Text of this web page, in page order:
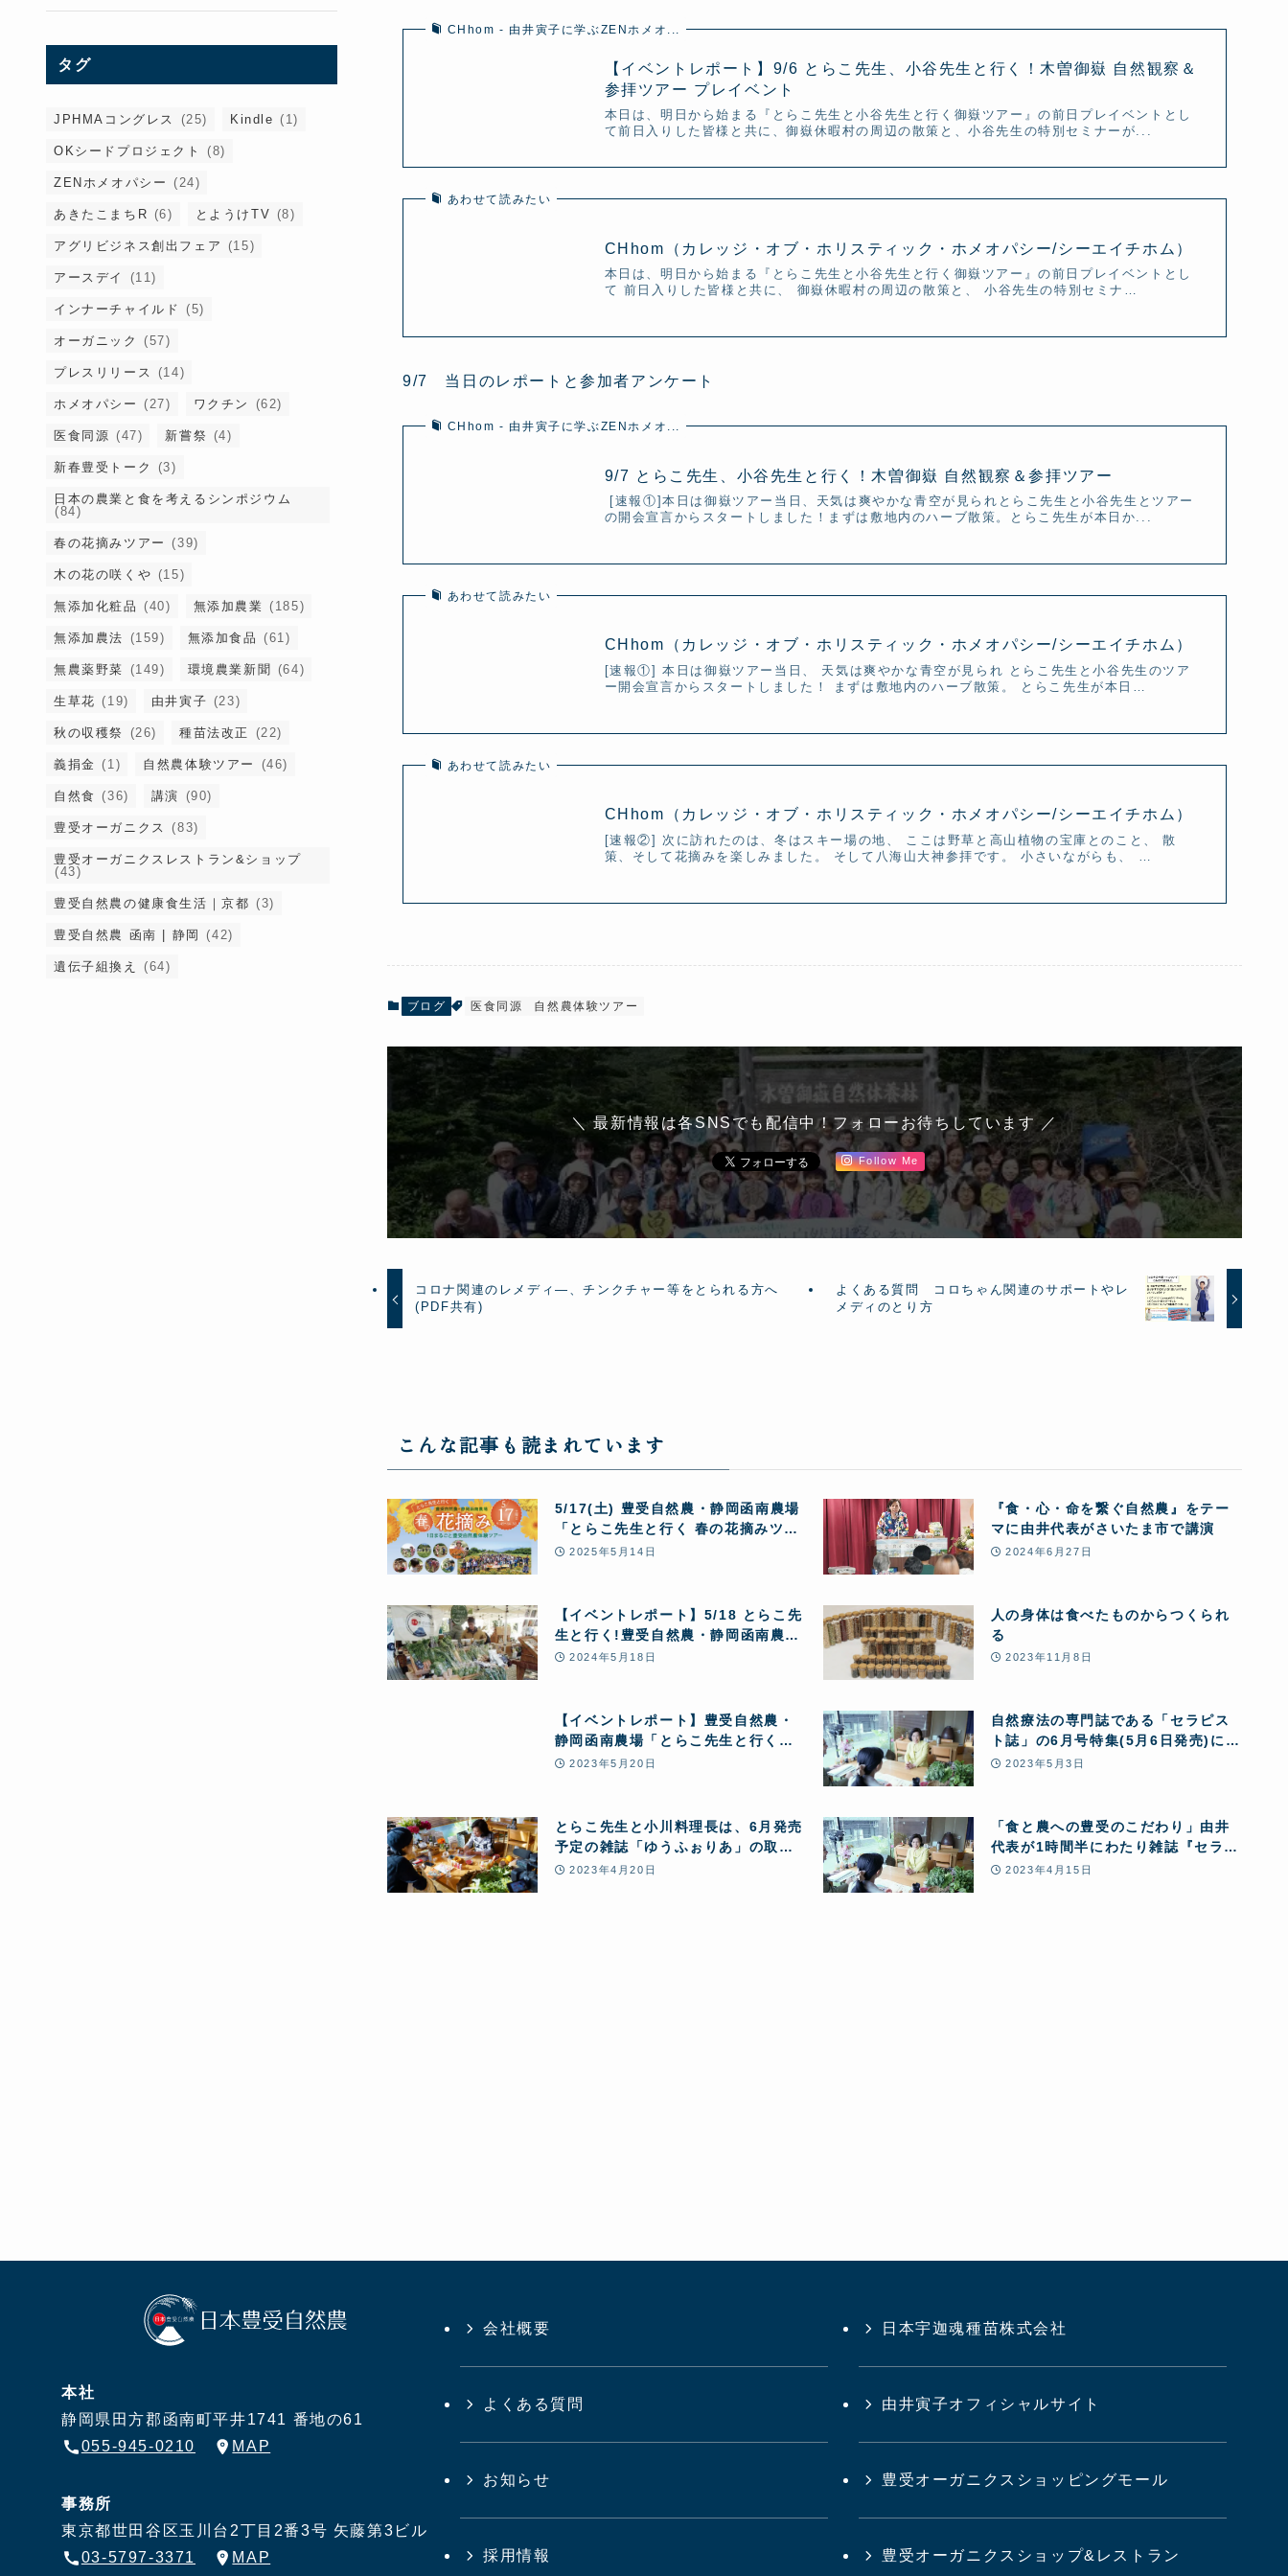
CHhom - 由井寅子に学ぶZENホメオ...
【イベントレポート】9/6 とらこ先生、小谷先生と行く！木曽御嶽 自然観察＆
参拝ツアー プレイベント
本日は、明日から始まる『とらこ先生と小谷先生と行く御嶽ツアー』の前日プレイベントとし
て前日入りした皆様と共に、御嶽休暇村の周辺の散策と、小谷先生の特別セミナーが...
あわせて読みたい
CHhom（カレッジ・オブ・ホリスティック・ホメオパシー/シーエイチホム）
本日は、明日から始まる『とらこ先生と小谷先生と行く御嶽ツアー』の前日プレイベントとし
て 前日入りした皆様と共に、 御嶽休暇村の周辺の散策と、 小谷先生の特別セミナ…
9/7 当日のレポートと参加者アンケート
CHhom - 由井寅子に学ぶZENホメオ...
9/7 とらこ先生、小谷先生と行く！木曽御嶽 自然観察＆参拝ツアー
[速報①]本日は御嶽ツアー当日、天気は爽やかな青空が見られとらこ先生と小谷先生とツアー
の開会宣言からスタートしました！まずは敷地内のハーブ散策。とらこ先生が本日か...
あわせて読みたい
CHhom（カレッジ・オブ・ホリスティック・ホメオパシー/シーエイチホム）
[速報①] 本日は御嶽ツアー当日、 天気は爽やかな青空が見られ とらこ先生と小谷先生のツア
ー開会宣言からスタートしました！ まずは敷地内のハーブ散策。 とらこ先生が本日…
あわせて読みたい
CHhom（カレッジ・オブ・ホリスティック・ホメオパシー/シーエイチホム）
[速報②] 次に訪れたのは、冬はスキー場の地、 ここは野草と高山植物の宝庫とのこと、 散
策、そして花摘みを楽しみました。 そして八海山大神参拝です。 小さいながらも、 …
ブログ 医食同源 自然農体験ツアー
＼ 最新情報は各SNSでも配信中！フォローお待ちしています ／
Follow Me
コロナ関連のレメディ―、チンクチャー等をとられる方へ
(PDF共有)
よくある質問 コロちゃん関連のサポートやレ
メディのとり方
こんな記事も読まれています
5/17(土) 豊受自然農・静岡函南農場
「とらこ先生と行く 春の花摘みツア
ー」1日まるごと豊受自然農体験
2025年5月14日
『食・心・命を繋ぐ自然農』をテー
マに由井代表がさいたま市で講演
2024年6月27日
【イベントレポート】5/18 とらこ先
生と行く!豊受自然農・静岡函南農場
「春の花摘み -1日まるごと豊受自然
2024年5月18日
人の身体は食べたものからつくられ
る
2023年11月8日
【イベントレポート】豊受自然農・
静岡函南農場「とらこ先生と行く＼
春の花摘みツアー2023/」～1日まる
2023年5月20日
自然療法の専門誌である「セラピス
ト誌」の6月号特集(5月6日発売)に掲
載されました
2023年5月3日
とらこ先生と小川料理長は、6月発売
予定の雑誌「ゆうふぉりあ」の取材
を受けました
2023年4月20日
「食と農への豊受のこだわり」由井
代表が1時間半にわたり雑誌『セラピ
スト』の取材を受けました
2023年4月15日
タグ
JPHMAコングレス (25) Kindle (1)
OKシードプロジェクト (8)
ZENホメオパシー (24)
あきたこまちR (6) とようけTV (8)
アグリビジネス創出フェア (15)
アースデイ (11)
インナーチャイルド (5)
オーガニック (57)
プレスリリース (14)
ホメオパシー (27) ワクチン (62)
医食同源 (47) 新嘗祭 (4)
新春豊受トーク (3)
日本の農業と食を考えるシンポジウム
(84)
春の花摘みツアー (39)
木の花の咲くや (15)
無添加化粧品 (40) 無添加農業 (185)
無添加農法 (159) 無添加食品 (61)
無農薬野菜 (149) 環境農業新聞 (64)
生草花 (19) 由井寅子 (23)
秋の収穫祭 (26) 種苗法改正 (22)
義捐金 (1) 自然農体験ツアー (46)
自然食 (36) 講演 (90)
豊受オーガニクス (83)
豊受オーガニクスレストラン&ショップ
(43)
豊受自然農の健康食生活｜京都 (3)
豊受自然農 函南 | 静岡 (42)
遺伝子組換え (64)
本社
静岡県田方郡函南町平井1741 番地の61
055-945-0210
MAP
事務所
東京都世田谷区玉川台2丁目2番3号 矢藤第3ビル
03-5797-3371
MAP
会社概要
よくある質問
お知らせ
採用情報
日本宇迦魂種苗株式会社
由井寅子オフィシャルサイト
豊受オーガニクスショッピングモール
豊受オーガニクスショップ&レストラン